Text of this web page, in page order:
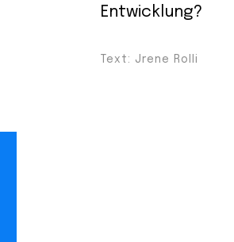
Entwicklung?
Text: Jrene Rolli